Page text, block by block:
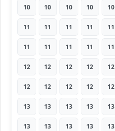
10 10 10 10 10
11 11 11 11 11
11 11 11 11 11
12 12 12 12 12
12 12 12 12 12
13 13 13 13 13
13 13 13 13 13